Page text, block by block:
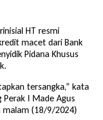
HT resmi
macet dari Bank
Pidana Khusus
tersangka,” kata
Perak I Made Agus
malam (18/9/2024)